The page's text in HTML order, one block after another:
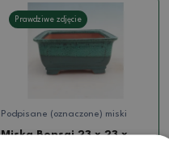
Prawdziwe zdjęcie
Podpisane (oznaczone) miski
Miska Bonsai 23 x 23 x